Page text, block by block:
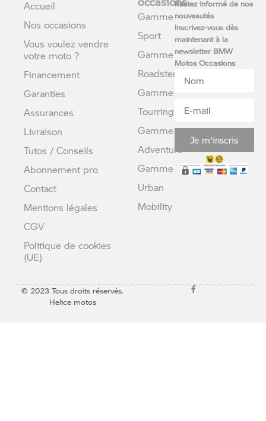
Accueil
Nos occasions
Vous voulez vendre
votre moto ?
Financement
Garanties
Assurances
Livraison
Tutos / Conseils
Abonnement pro
Contact
Mentions légales
CGV
Politique de cookies
(UE)
Gamme
Sport
Gamme
Roadster
Gamme
Tourring
Gamme
Adventure
Gamme
Urban
Mobility
Restez informé de nos
nouveautés
Inscrivez-vous dès
maintenant à la
newsletter BMW
Motos Occasions
Je m'inscris
© 2023 Tous droits réservés.
Helice motos